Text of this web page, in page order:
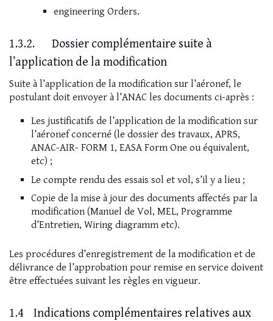
engineering Orders.
1.3.2. Dossier complémentaire suite à
l’application de la modification
Suite à l’application de la modification sur l’aéronef, le
postulant doit envoyer à l’ANAC les documents ci-après :
Les justificatifs de l’application de la modification sur
l’aéronef concerné (le dossier des travaux, APRS,
ANAC-AIR- FORM 1, EASA Form One ou équivalent,
etc) ;
Le compte rendu des essais sol et vol, s’il y a lieu ;
Copie de la mise à jour des documents affectés par la
modification (Manuel de Vol, MEL, Programme
d’Entretien, Wiring diagramm etc).
Les procédures d’enregistrement de la modification et de
délivrance de l’approbation pour remise en service doivent
être effectuées suivant les règles en vigueur.
1.4 Indications complémentaires relatives aux